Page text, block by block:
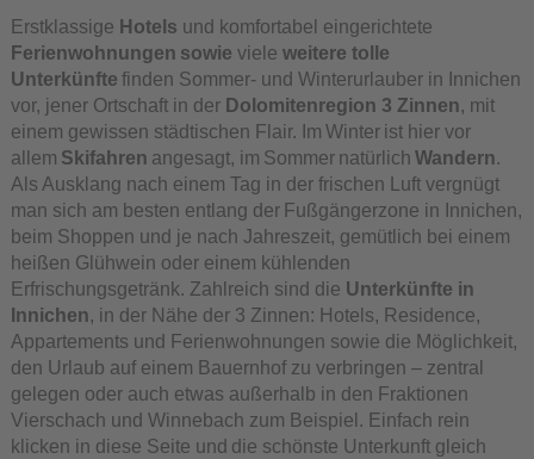
Erstklassige Hotels und komfortabel eingerichtete
Ferienwohnungen sowie viele weitere tolle
Unterkünfte finden Sommer- und Winterurlauber in Innichen
vor, jener Ortschaft in der Dolomitenregion 3 Zinnen, mit
einem gewissen städtischen Flair. Im Winter ist hier vor
allem Skifahren angesagt, im Sommer natürlich Wandern.
Als Ausklang nach einem Tag in der frischen Luft vergnügt
man sich am besten entlang der Fußgängerzone in Innichen,
beim Shoppen und je nach Jahreszeit, gemütlich bei einem
heißen Glühwein oder einem kühlenden
Erfrischungsgetränk. Zahlreich sind die Unterkünfte in
Innichen, in der Nähe der 3 Zinnen: Hotels, Residence,
Appartements und Ferienwohnungen sowie die Möglichkeit,
den Urlaub auf einem Bauernhof zu verbringen – zentral
gelegen oder auch etwas außerhalb in den Fraktionen
Vierschach und Winnebach zum Beispiel. Einfach rein
klicken in diese Seite und die schönste Unterkunft gleich